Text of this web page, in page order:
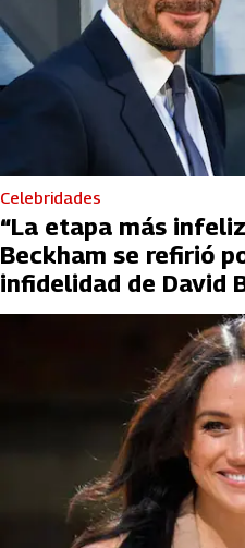
Celebridades
“La etapa más
Beckham se refirió
infidelidad de David